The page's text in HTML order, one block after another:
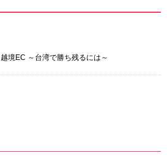
境EC ～台湾で勝ち残るには～